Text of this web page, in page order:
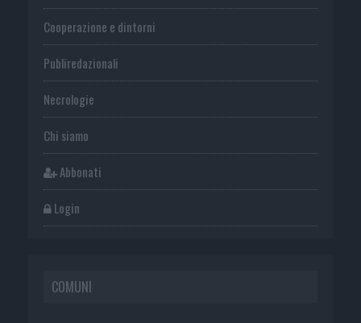
Cooperazione e dintorni
Publiredazionali
Necrologie
Chi siamo
Abbonati
Login
COMUNI